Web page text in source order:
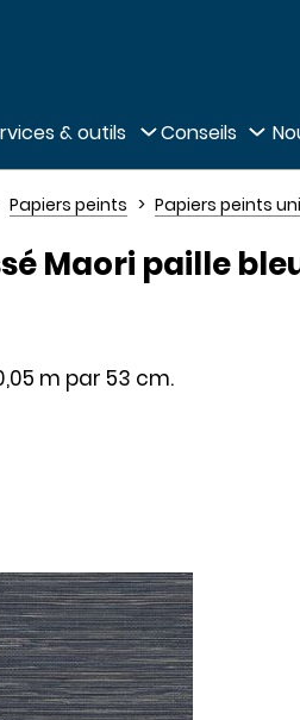
pied de page
& outils Conseils
Papiers peints Papiers peints uni
Maori paille
m par 53 cm.